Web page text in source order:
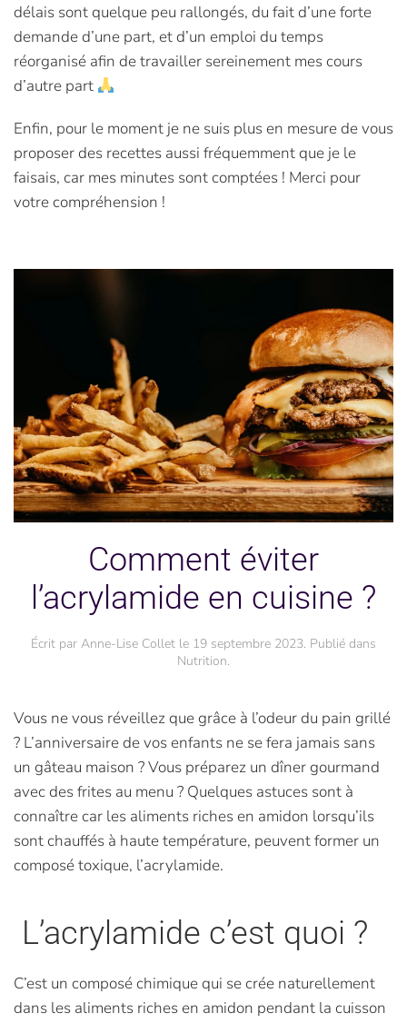
délais sont quelque peu rallongés, du fait d’une forte
demande d’une part, et d’un emploi du temps
réorganisé afin de travailler sereinement mes cours
d’autre part
Enfin, pour le moment je ne suis plus en mesure de vous
proposer des recettes aussi fréquemment que je le
faisais, car mes minutes sont comptées ! Merci pour
votre compréhension !
Comment éviter
l’acrylamide en cuisine ?
Écrit par Anne-Lise Collet le 19 septembre 2023. Publié dans
Nutrition.
Vous ne vous réveillez que grâce à l’odeur du pain grillé
? L’anniversaire de vos enfants ne se fera jamais sans
un gâteau maison ? Vous préparez un dîner gourmand
avec des frites au menu ? Quelques astuces sont à
connaître car les aliments riches en amidon lorsqu’ils
sont chauffés à haute température, peuvent former un
composé toxique, l’acrylamide.
L’acrylamide c’est quoi ?
C’est un composé chimique qui se crée naturellement
dans les aliments riches en amidon pendant la cuisson